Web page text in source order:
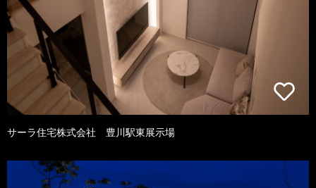
サーラ住宅株式会社 豊川駅東展示場